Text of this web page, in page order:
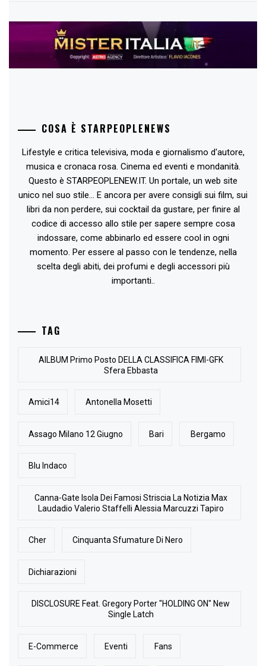
COSA È STARPEOPLENEWS
Lifestyle e critica televisiva, moda e giornalismo d'autore,
musica e cronaca rosa. Cinema ed eventi e mondanità.
Questo è STARPEOPLENEW.IT. Un portale, un web site
unico nel suo stile... E ancora per avere consigli sui film, sui
libri da non perdere, sui cocktail da gustare, per finire al
codice di accesso allo stile per sapere sempre cosa
indossare, come abbinarlo ed essere cool in ogni
momento. Per essere al passo con le tendenze, nella
scelta degli abiti, dei profumi e degli accessori più
importanti..
TAG
AlLBUM Primo Posto DELLA CLASSIFICA FIMI-GFK
Sfera Ebbasta
Amici14 Antonella Mosetti
Assago Milano 12 Giugno Bari Bergamo
Blu Indaco
Canna-Gate Isola Dei Famosi Striscia La Notizia Max
Laudadio Valerio Staffelli Alessia Marcuzzi Tapiro
Cher Cinquanta Sfumature Di Nero
Dichiarazioni
DISCLOSURE Feat. Gregory Porter "HOLDING ON" New
Single Latch
E-Commerce Eventi Fans